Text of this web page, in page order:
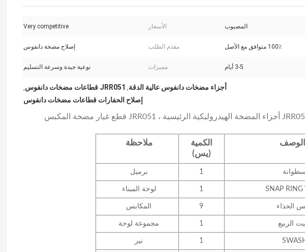
المصبوب الأسعار: Very competitive
100٪ متوافق مع الأصل مقدم الطلب: إصلاح مضخة دانفوس
3-5 أيام مميزات: نوعية جيدة وسرعة التسليم
أجزاء مضخات دانفوس عالية الدقة, JRR051 قطاعات مضخات دانفوس ,
إصلاح الحفارات قطاعات مضخات دانفوس
أجزاء المضخة الهيدروليكية الرئيسية ، JRR051 قطع غيار مضخة المكبس
الكمية
(يس)
ملاحظة
1 برميل
SNAP RING
1 لوحة الميناء
الحذاء 9 المكابس
الربيع 1 مجموعة لوحة
1 نير